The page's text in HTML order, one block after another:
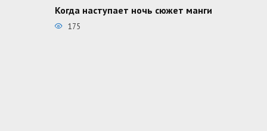
Когда наступает ночь сюжет манги
175